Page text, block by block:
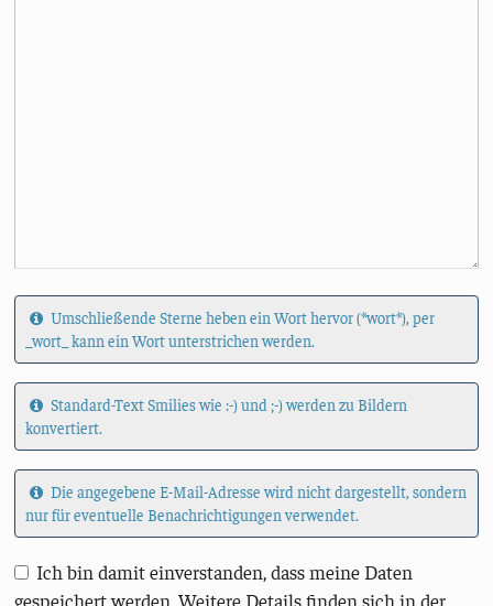
Umschließende Sterne heben ein Wort hervor (*wort*), per
_wort_ kann ein Wort unterstrichen werden.
Standard-Text Smilies wie :-) und ;-) werden zu Bildern
konvertiert.
Die angegebene E-Mail-Adresse wird nicht dargestellt, sondern
nur für eventuelle Benachrichtigungen verwendet.
Ich bin damit einverstanden, dass meine Daten
gespeichert werden. Weitere Details finden sich in der